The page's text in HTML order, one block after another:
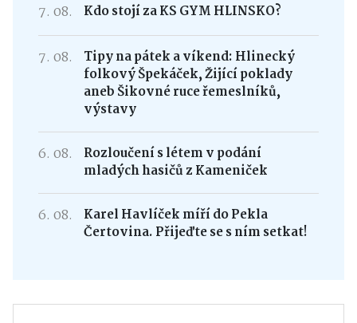
7. 08. Kdo stojí za KS GYM HLINSKO?
7. 08.
Tipy na pátek a víkend: Hlinecký
folkový Špekáček, Žijící poklady
aneb Šikovné ruce řemeslníků,
výstavy
6. 08.
Rozloučení s létem v podání
mladých hasičů z Kameniček
6. 08.
Karel Havlíček míří do Pekla
Čertovina. Přijeďte se s ním setkat!